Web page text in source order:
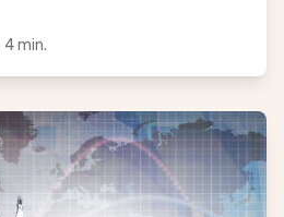
4 min.